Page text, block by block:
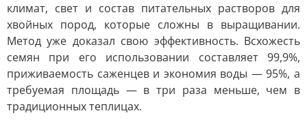
климат, свет и состав питательных растворов для
хвойных пород, которые сложны в выращивании.
Метод уже доказал свою эффективность. Всхожесть
семян при его использовании составляет 99,9%,
приживаемость саженцев и экономия воды — 95%, а
требуемая площадь — в три раза меньше, чем в
традиционных теплицах.